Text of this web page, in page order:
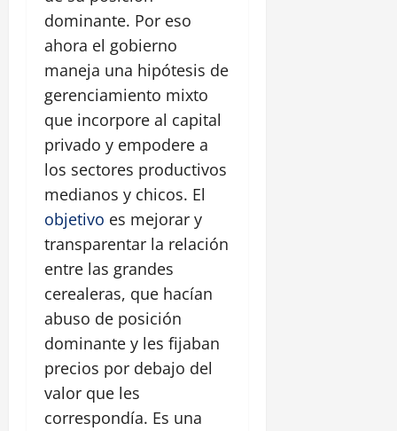
dominante. Por eso
ahora el gobierno
maneja una hipótesis de
gerenciamiento mixto
que incorpore al capital
privado y empodere a
los sectores productivos
medianos y chicos. El
objetivo es mejorar y
transparentar la relación
entre las grandes
cerealeras, que hacían
abuso de posición
dominante y les fijaban
precios por debajo del
valor que les
correspondía. Es una